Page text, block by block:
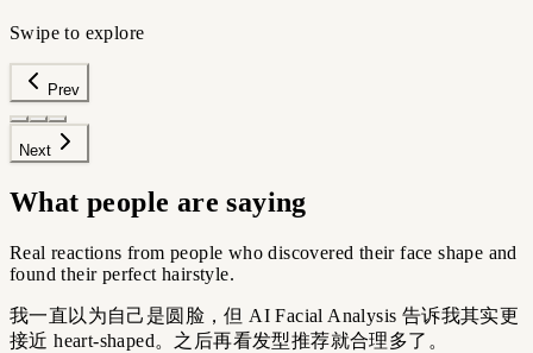
Swipe to explore
Prev
Next
What people are saying
Real reactions from people who discovered their face shape and
found their perfect hairstyle.
我一直以为自己是圆脸，但 AI Facial Analysis 告诉我其实更
接近 heart-shaped。之后再看发型推荐就合理多了。